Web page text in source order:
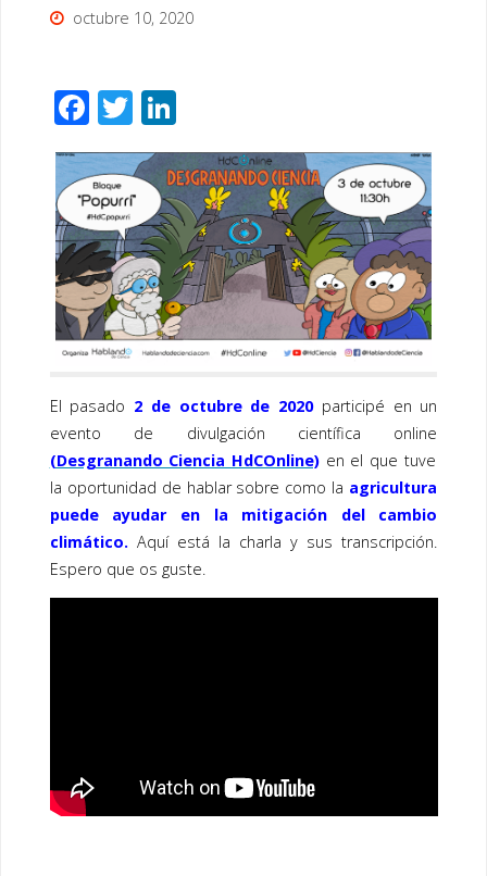
octubre 10, 2020
F
ac
e
b
o
o
k
T
wi
tt
er
Li
n
k
e
dI
n
El pasado 2 de octubre de 2020participé en un
evento de divulgación científica online
(Desgranando Ciencia HdCOnline)en el que tuve
la oportunidad de hablar sobre como la agricultura
puede ayudar en la mitigación del cambio
climático.Aquí está la charla y sus transcripción.
Espero que os guste.